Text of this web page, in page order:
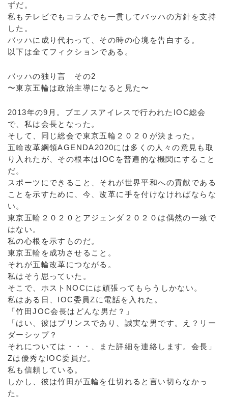
ずだ。
私もテレビでもコラムでも一貫してバッハの方針を支持
した。
バッハに成り代わって、その時の心境を告白する。
以下は全てフィクションである。
バッハの独り言 その2
〜東京五輪は政治主導になると見た〜
2013年の9月。ブエノスアイレスで行われたIOC総会
で、私は会長となった。
そして、同じ総会で東京五輪２０２０が決まった。
五輪改革綱領AGENDA2020には多くの人々の意見も取
り入れたが、その根本はIOCを普遍的な機関にすること
だ。
スポーツにできること、それが世界平和への貢献である
ことを示すために、今、改革に手を付けなければならな
い。
東京五輪２０２０とアジェンダ２０２０は偶然の一致で
はない。
私の心根を示すものだ。
東京五輪を成功させること。
それが五輪改革につながる。
私はそう思っていた。
そこで、ホストNOCには頑張ってもらうしかない。
私はある日、IOC委員Zに電話を入れた。
「竹田JOC会長はどんな男だ？」
「はい、彼はプリンスであり、誠実な男です。え？リー
ダーシップ？
それについては・・・、また詳細を連絡します。会長」
Zは優秀なIOC委員だ。
私も信頼している。
しかし、彼は竹田が五輪を仕切れると言い切らなかっ
た。